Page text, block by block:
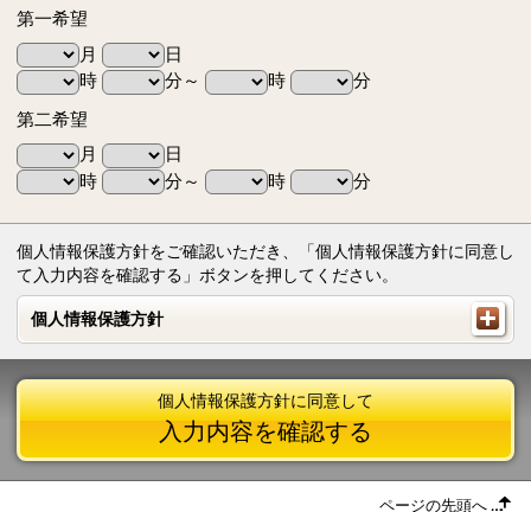
第一希望
月
日
時
分～ 時
分
第二希望
月
日
時
分～ 時 分
個人情報保護方針をご確認いただき、「個人情報保護方針に同意し
て入力内容を確認する」ボタンを押してください。
個人情報保護方針
個人情報保護方針
個人情報保護方針に同意して
入力内容を確認する
ページの先頭へ